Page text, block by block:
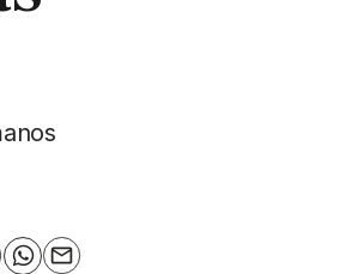
WhatsApp
Email